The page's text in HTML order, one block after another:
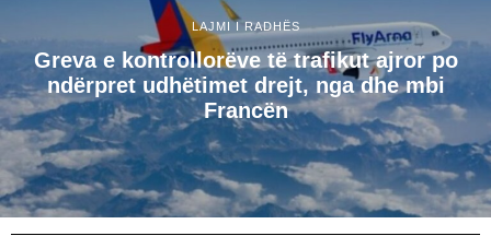
LAJMI I RADHËS
Greva e kontrollorëve të trafikut ajror po
ndërpret udhëtimet drejt, nga dhe mbi
Francën